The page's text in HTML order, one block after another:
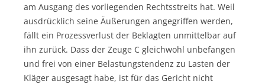
am Ausgang des vorliegenden Rechtsstreits hat. Weil
ausdrücklich seine Äußerungen angegriffen werden,
fällt ein Prozessverlust der Beklagten unmittelbar auf
ihn zurück. Dass der Zeuge C gleichwohl unbefangen
und frei von einer Belastungstendenz zu Lasten der
Kläger ausgesagt habe, ist für das Gericht nicht